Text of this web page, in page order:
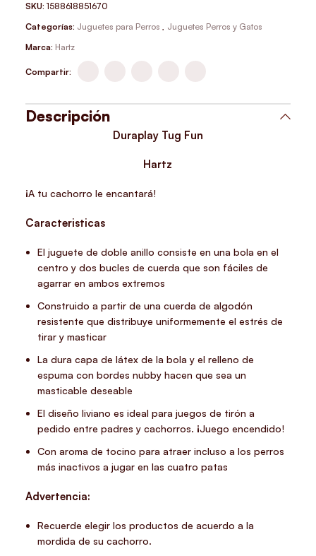
SKU:1588618851670
Categorías: Juguetes para Perros , Juguetes Perros y Gatos
Marca: Hartz
Compartir:
Descripción
Duraplay Tug Fun
Hartz
¡A tu cachorro le encantará!
Caracteristicas
El juguete de doble anillo consiste en una bola en el
centro y dos bucles de cuerda que son fáciles de
agarrar en ambos extremos
Construido a partir de una cuerda de algodón
resistente que distribuye uniformemente el estrés de
tirar y masticar
La dura capa de látex de la bola y el relleno de
espuma con bordes nubby hacen que sea un
masticable deseable
El diseño liviano es ideal para juegos de tirón a
pedido entre padres y cachorros. ¡Juego encendido!
Con aroma de tocino para atraer incluso a los perros
más inactivos a jugar en las cuatro patas
Advertencia:
Recuerde elegir los productos de acuerdo a la
mordida de su cachorro.